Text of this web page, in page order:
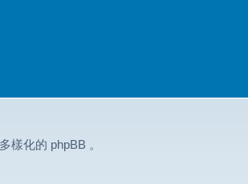
樣化的 phpBB 。